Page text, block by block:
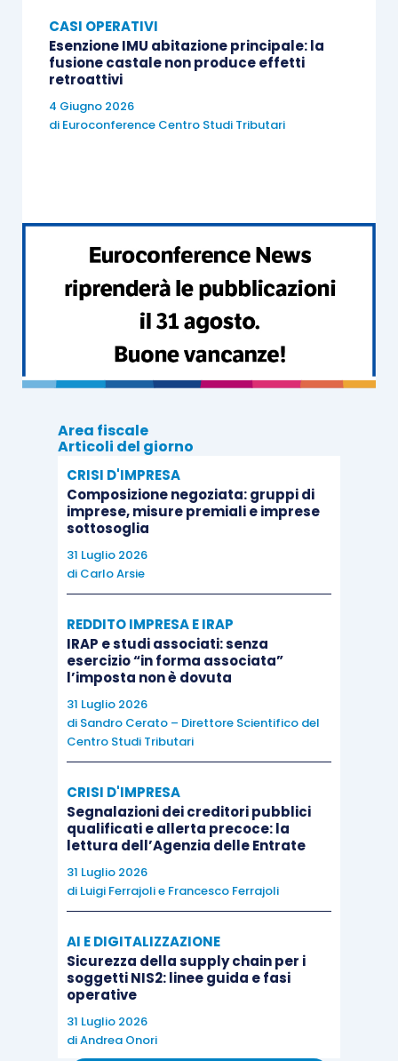
CASI OPERATIVI
Esenzione IMU abitazione principale: la
fusione castale non produce effetti
retroattivi
4 Giugno 2026
di Euroconference Centro Studi Tributari
Area fiscale
Articoli del giorno
CRISI D'IMPRESA
Composizione negoziata: gruppi di
imprese, misure premiali e imprese
sottosoglia
31 Luglio 2026
di Carlo Arsie
REDDITO IMPRESA E IRAP
IRAP e studi associati: senza
esercizio “in forma associata”
l’imposta non è dovuta
31 Luglio 2026
di Sandro Cerato – Direttore Scientifico del
Centro Studi Tributari
CRISI D'IMPRESA
Segnalazioni dei creditori pubblici
qualificati e allerta precoce: la
lettura dell’Agenzia delle Entrate
31 Luglio 2026
di Luigi Ferrajolie Francesco Ferrajoli
AI E DIGITALIZZAZIONE
Sicurezza della supply chain per i
soggetti NIS2: linee guida e fasi
operative
31 Luglio 2026
diAndrea Onori